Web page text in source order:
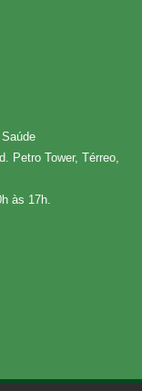
Petro Tower, Térreo,
às 17h.